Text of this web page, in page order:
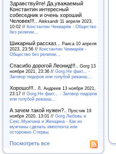
Здравствуйте! Да,уважаемый
Константин интересный
собеседник и очень хороший
Человек!!!.. Aleksandr 11 апреля 2023,
10:02 // Константин Чекмарёв - Общество
без религии...
Шикарный рассказ... Раиса 10 апреля
2023, 23:56 // Константин Чекмарёв -
Общество без религии...
Спасибо дорогой Леонид!!!.. Gorg 13
ноября 2021, 23:36 // Gorg.Не факт... -
Заговор пидоров или голубой реванш…
Хорошо!!!..
Л. Андреев 13 ноября 2021,
23:17 // Gorg.Не факт... - Заговор пидоров
или голубой реванш…
А зачем такой нужен?.. Пупсчик 19
ноября 2020, 13:01 // Gorg.Любовь и
Секс.Мужчина и Женщина - Как из
мужчины сделать импотента или
осторожно Стервы.
Посмотреть все